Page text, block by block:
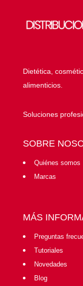
Dietética,
alimenticios.
Soluciones
SOBRE
Quiénes somos
Marcas
MÁS
Preguntas
Tutoriales
Novedades
Blog